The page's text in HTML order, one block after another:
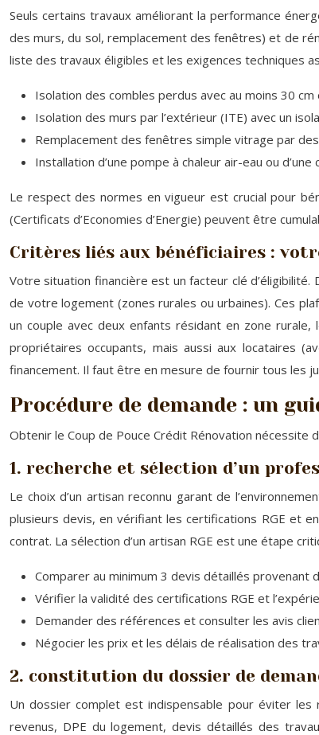
Seuls certains travaux améliorant la performance
des murs, du sol, remplacement des fenêtres) et de
liste des travaux éligibles et les exigences techniques
Isolation des combles perdus avec au moins 30
Isolation des murs par l’extérieur (ITE) avec un
Remplacement des fenêtres simple vitrage par
Installation d’une pompe à chaleur air-eau ou
Le respect des normes en vigueur est crucial pour
(Certificats d’Economies d’Energie) peuvent être
Critères liés aux bénéficiaires :
Votre situation financière est un facteur clé
de votre logement (zones rurales ou urbaines). Ces
un couple avec deux enfants résidant en zone
propriétaires occupants, mais aussi aux locataires
financement. Il faut être en mesure de fournir tous les
Procédure de demande : un
Obtenir le Coup de Pouce Crédit Rénovation nécessite
1. recherche et sélection d’un
Le choix d’un artisan reconnu garant de
plusieurs devis, en vérifiant les certifications RGE et
contrat. La sélection d’un artisan RGE est une étape
Comparer au minimum 3 devis détaillés provenant
Vérifier la validité des certifications RGE et
Demander des références et consulter les avis
Négocier les prix et les délais de réalisation des
2. constitution du dossier de
Un dossier complet est indispensable pour éviter
revenus, DPE du logement, devis détaillés des